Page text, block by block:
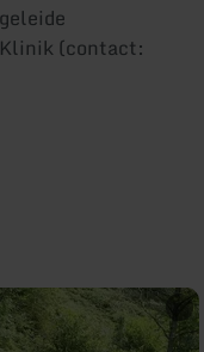
(contact: